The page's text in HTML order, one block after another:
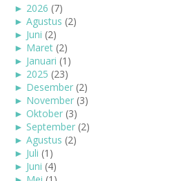
► 2026 (7)
► Agustus (2)
► Juni (2)
► Maret (2)
► Januari (1)
► 2025 (23)
► Desember (2)
► November (3)
► Oktober (3)
► September (2)
► Agustus (2)
► Juli (1)
► Juni (4)